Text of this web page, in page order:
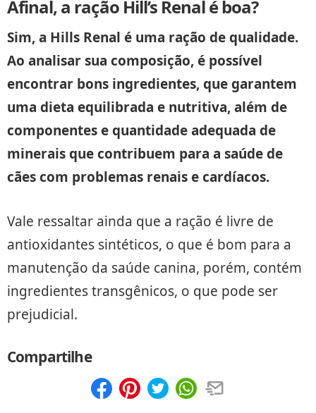
Afinal, a ração Hill’s Renal é boa?
Sim, a Hills Renal é uma ração de qualidade.
Ao analisar sua composição, é possível
encontrar bons ingredientes, que garantem
uma dieta equilibrada e nutritiva, além de
componentes e quantidade adequada de
minerais que contribuem para a saúde de
cães com problemas renais e cardíacos.
Vale ressaltar ainda que a ração é livre de
antioxidantes sintéticos, o que é bom para a
manutenção da saúde canina, porém, contém
ingredientes transgênicos, o que pode ser
prejudicial.
Compartilhe